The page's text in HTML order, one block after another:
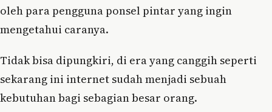
oleh para pengguna ponsel pintar yang ingin
mengetahui caranya.
Tidak bisa dipungkiri, di era yang canggih seperti
sekarang ini internet sudah menjadi sebuah
kebutuhan bagi sebagian besar orang.